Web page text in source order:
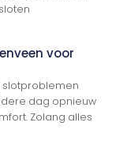
voor
slotproblemen
dag opnieuw
Zolang alles